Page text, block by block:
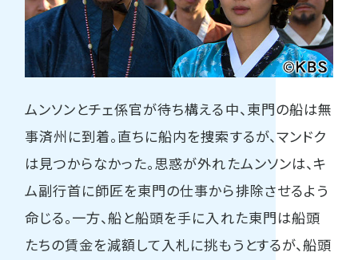
ムンソンとチェ係官が待ち構える中、東門の船は無
事済州に到着。直ちに船内を捜索するが、マンドク
は見つからなかった。思惑が外れたムンソンは、キ
ム副行首に師匠を東門の仕事から排除させるよう
命じる。一方、船と船頭を手に入れた東門は船頭
たちの賃金を減額して入札に挑もうとするが、船頭